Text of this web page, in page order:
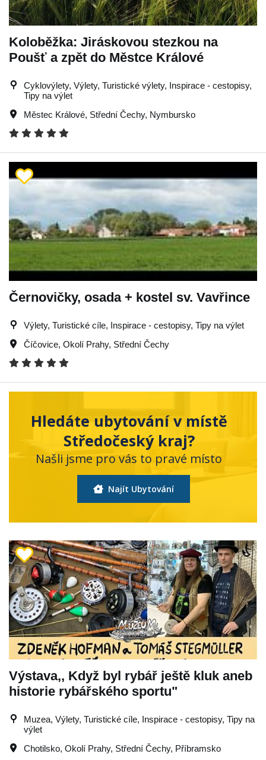
Koloběžka: Jiráskovou stezkou na
Poušť a zpět do Městce Králové
Cyklovýlety, Výlety, Turistické výlety, Inspirace - cestopisy,
Tipy na výlet
Městec Králové, Střední Čechy, Nymbursko
Černovičky, osada + kostel sv. Vavřince
Výlety, Turistické cíle, Inspirace - cestopisy, Tipy na výlet
Číčovice, Okolí Prahy, Střední Čechy
Hledáte ubytování v místě
Středočeský kraj?
Našli jsme pro vás to pravé místo
Najít Ubytování
Výstava,, Když byl rybář ještě kluk aneb
historie rybářského sportu"
Muzea, Výlety, Turistické cíle, Inspirace - cestopisy, Tipy na
výlet
Chotilsko, Okolí Prahy, Střední Čechy, Příbramsko